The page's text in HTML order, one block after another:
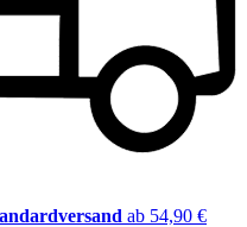
ab 54,90 €